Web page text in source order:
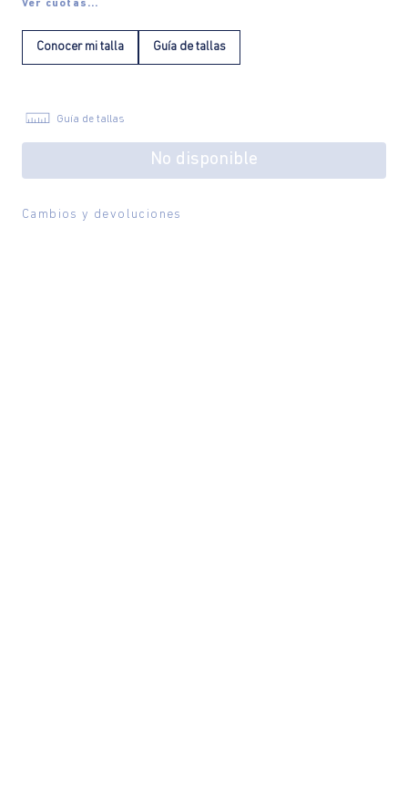
Ver cuotas...
Conocer mi talla Guía de tallas
Guía de tallas
No disponible
Cambios y devoluciones